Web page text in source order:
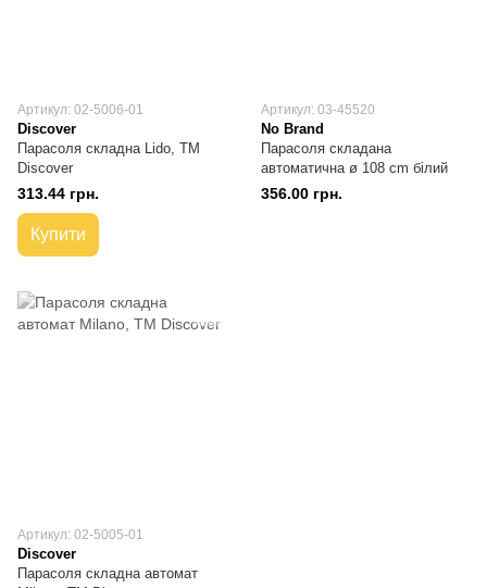
Артикул: 02-5006-01
Discover
Парасоля складна Lido, TM
Discover
313.44 грн.
Купити
Артикул: 03-45520
No Brand
Парасоля складана
автоматична ø 108 cm білий
356.00 грн.
Артикул: 02-5005-01
Discover
Парасоля складна автомат